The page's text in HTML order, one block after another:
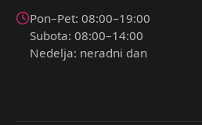
Pon–Pet: 08:00–19:00
Subota: 08:00–14:00
Nedelja: neradni dan